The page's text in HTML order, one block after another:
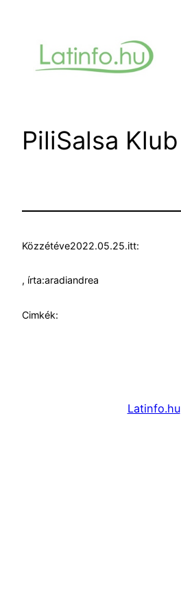
tartalomhoz
PiliSalsa Klub
Közzétéve2022.05.25.itt:
, írta:aradiandrea
Cimkék:
Latinfo.hu